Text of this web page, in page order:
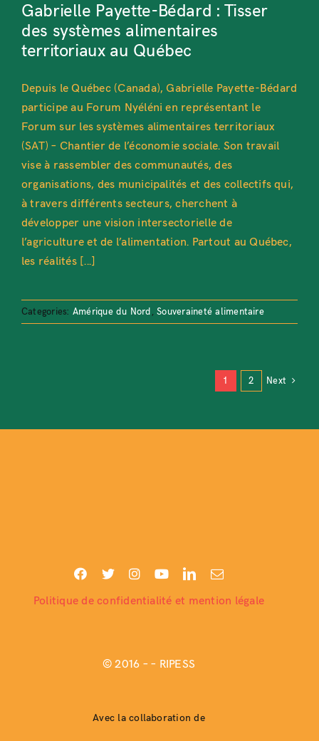
Gabrielle Payette-Bédard : Tisser
des systèmes alimentaires
territoriaux au Québec
Depuis le Québec (Canada), Gabrielle Payette-Bédard
participe au Forum Nyéléni en représentant le
Forum sur les systèmes alimentaires territoriaux
(SAT) – Chantier de l’économie sociale. Son travail
vise à rassembler des communautés, des
organisations, des municipalités et des collectifs qui,
à travers différents secteurs, cherchent à
développer une vision intersectorielle de
l’agriculture et de l’alimentation. Partout au Québec,
les réalités [...]
Categories: Amérique du Nord,Souveraineté alimentaire
1 2 Next
Politique de confidentialité et mention légale
© 2016 –– RIPESS
Avec la collaboration de